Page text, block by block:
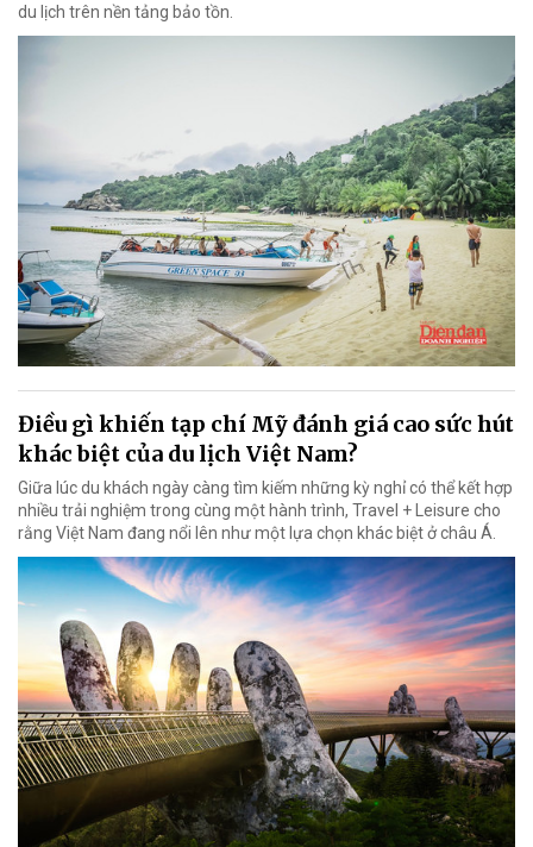
du lịch trên nền tảng bảo tồn.
Điều gì khiến tạp chí Mỹ đánh giá cao sức hút
khác biệt của du lịch Việt Nam?
Giữa lúc du khách ngày càng tìm kiếm những kỳ nghỉ có thể kết hợp
nhiều trải nghiệm trong cùng một hành trình, Travel + Leisure cho
rằng Việt Nam đang nổi lên như một lựa chọn khác biệt ở châu Á.